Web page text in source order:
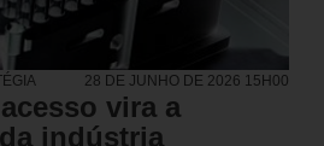
28 DE JUNHO DE 2026 15H00
vira a
indústria